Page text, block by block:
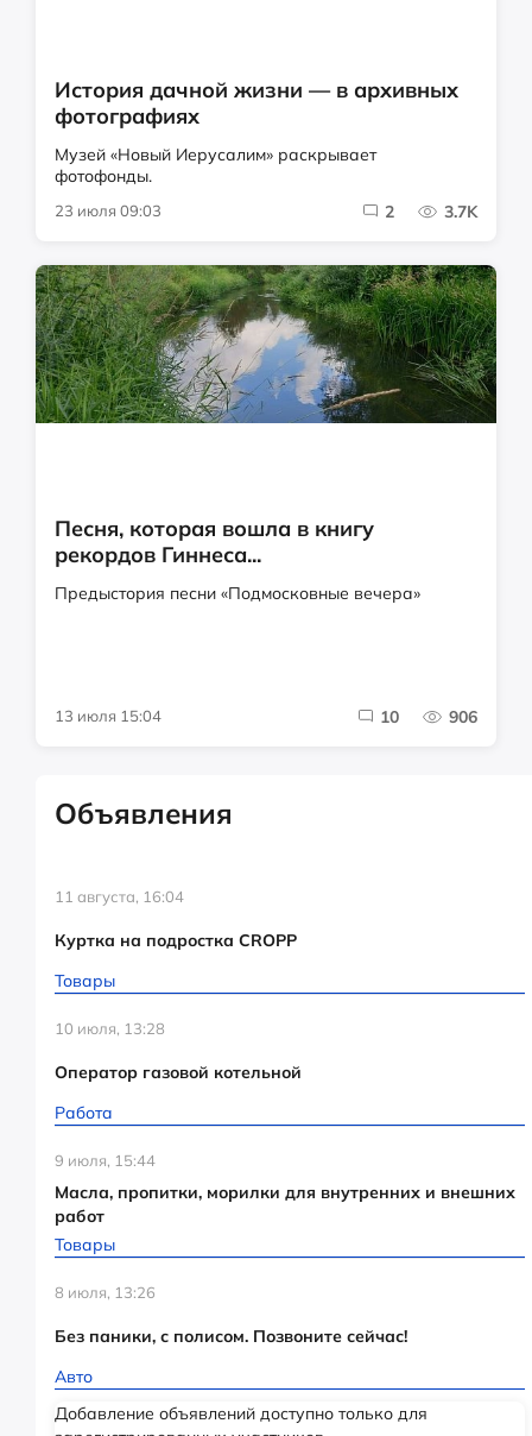
История дачной жизни — в архивных
фотографиях
Музей «Новый Иерусалим» раскрывает
фотофонды.
23 июля 09:03 2 3.7K
Песня, которая вошла в книгу
рекордов Гиннеса...
Предыстория песни «Подмосковные вечера»
13 июля 15:04 10 906
Объявления
11 августа, 16:04
Куртка на подростка CROPP
Товары
10 июля, 13:28
Оператор газовой котельной
Работа
9 июля, 15:44
Масла, пропитки, морилки для внутренних и внешних
работ
Товары
8 июля, 13:26
Без паники, с полисом. Позвоните сейчас!
Авто
Добавление объявлений доступно только для